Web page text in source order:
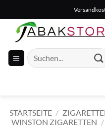
Inhalt
springen
Suche
nach:
STARTSEITE /
WINSTON ZIGARETTEN /